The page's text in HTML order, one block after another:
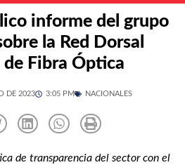
informe del grupo
la Red Dorsal
de Fibra Óptica
DE 2023 3:05 PM NACIONALES
de transparencia del sector con el